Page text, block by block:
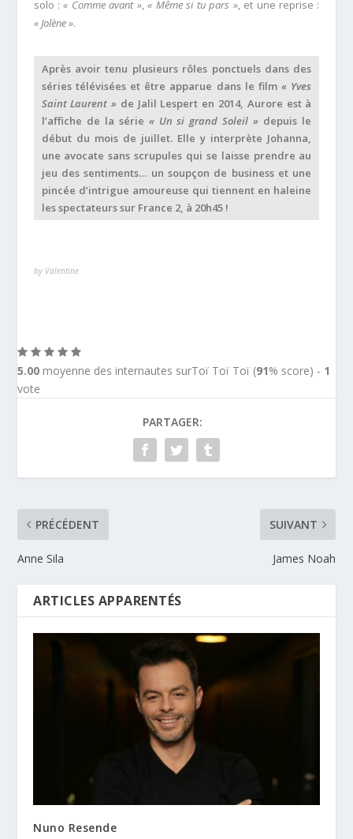
solo :« Comme avant »,« Même si tu pars », et une reprise :
« Jolène ».
Après avoir tenu plusieurs rôles ponctuels dans des
séries télévisées et être apparue dans le film« Yves
Saint Laurent » de Jalil Lespert en 2014, Aurore est à
l’affiche de la série « Un si grand Soleil » depuis le
début du mois de juillet. Elle y interprète Johanna,
une avocate sans scrupules qui se laisse prendre au
jeu des sentiments… un soupçon de business et une
pincée d’intrigue amoureuse qui tiennent en haleine
les spectateurs sur France 2, à 20h45 !
by Valentine
5.00 moyenne des internautes surToï Toï Toï (91% score) - 1
vote
PARTAGER:
PRÉCÉDENT
Anne Sila
SUIVANT
James Noah
ARTICLES APPARENTÉS
Nuno Resende